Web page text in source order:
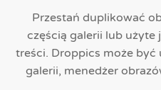
Przestań duplikować
częścią galerii lub użyte
treści. Droppics może być
galerii, menedżer